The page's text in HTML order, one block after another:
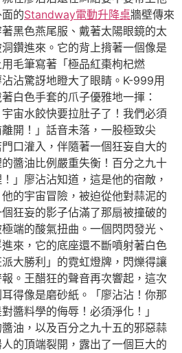
的Standway電動升降桌牆壁傳來
黑色燕尾服、戴著太陽眼鏡的太
鑽進來。它的背上揹著一個像是
毛筆寫著「極品紅棗枸杞燃
沾驚訝地瞪大了眼睛。K-999用
白色手套的爪子優雅地一揮：
宇宙水餃快要拉肚子了！我們必須
開！」話音未落，一股極致尖
口灌入，伴隨著一個狂妄自大的
醬油比例嚴重失衡！百分之九十
」廖沾沾知道，這是他的宿敵，
的宇宙冒險，被迫從他對蒜泥的
狂妄的影子佔滿了那扇被撞破的
端的酸氣扭曲。一個閃閃發光、
來，它的底座還不斷噴射著白色
大勝利」的霓虹燈牌，閃爍得讓
。王醋狂的聲音再次響起，這次
得像是磨砂紙。「廖沾沾！你那
醬料學的侮辱！必須淨化！」
醬油，以及百分之九十五的邪惡蒜
的頂端裂開，露出了一個巨大的